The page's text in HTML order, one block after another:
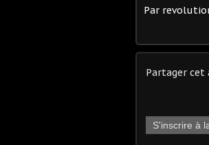
Par
Partager cet
S'inscrire à